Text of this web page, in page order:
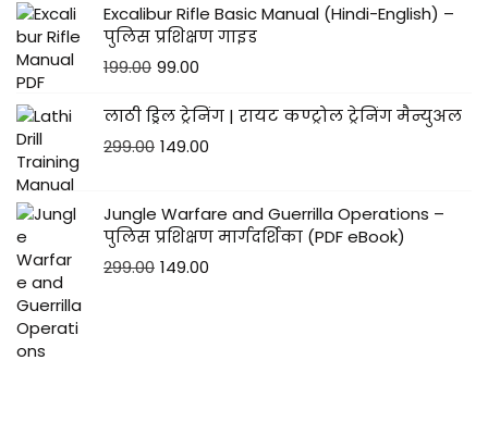
Excalibur Rifle Basic Manual (Hindi-English) –
पुलिस प्रशिक्षण गाइड
199.00 99.00
लाठी ड्रिल ट्रेनिंग | रायट कण्ट्रोल ट्रेनिंग मैन्युअल
299.00 149.00
Jungle Warfare and Guerrilla Operations –
पुलिस प्रशिक्षण मार्गदर्शिका (PDF eBook)
299.00 149.00